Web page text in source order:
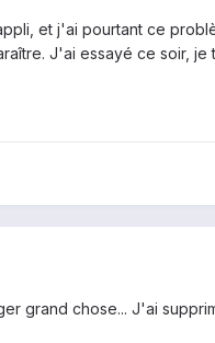
et j'ai pourtant ce
J'ai essayé ce soir, je
grand chose... J'ai